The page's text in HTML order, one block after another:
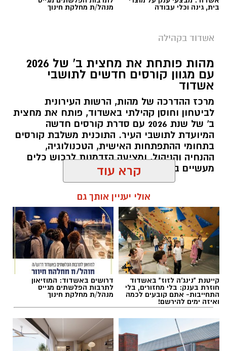
בית, גינה וכלי עבודה מנהל/ת מחלקת חינוך
אשדוד בקהילה
מהות פותחת את מחצית ב' של 2026
עם מגוון קורסים חדשים לתושבי
אשדוד
מרכז ההדרכה של מהות, הרשות העירונית
לביטחון וחוסן קהילתי באשדוד, פותח את מחצית
ב' של שנת 2026 עם סדרת קורסים חדשה
המיועדת לתושבי העיר. התוכנית משלבת קורסים
בתחומי ההתפתחות האישית, הטכנולוגיה,
ההנחיה והניהול, ומציעה הזדמנות לרכוש כלים
מעשיים במגוון תחומים מבוקשים.
אלדה נתנאל / 10:02 07.08.26
תגים:קורסים חדשים לתושבי אשדוד
קרא עוד
אולי יעניין אותך גם
קייטנת "נינג'ה לזוז" באשדוד
חוזרת בענק: בלי מחזורים, בלי
התחייבות- אתם קובעים לכמה
ואיזה ימים להירשם!
דרושים באשדוד: המוזיאון
לתרבות הפלשתים מגייס
מנהל/ת מחלקת חינוך